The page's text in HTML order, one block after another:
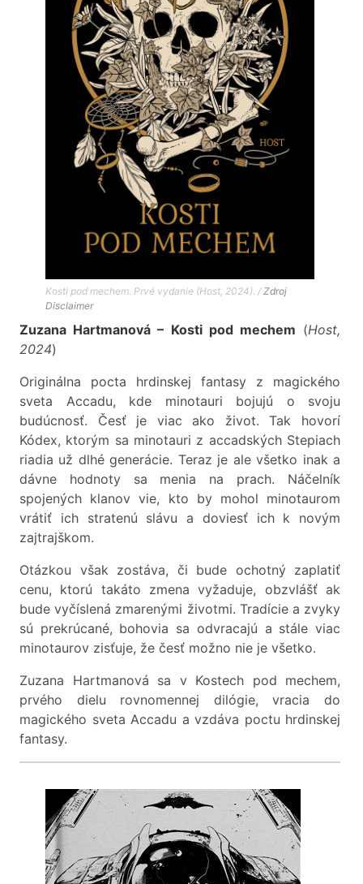
Kosti pod mechem. Prvé vydanie (Host, 2024). / Zdroj
Disclaimer
Zuzana Hartmanová – Kosti pod mechem (Host,
2024)
Originálna pocta hrdinskej fantasy z magického
sveta Accadu, kde minotauri bojujú o svoju
budúcnosť. Česť je viac ako život. Tak hovorí
Kódex, ktorým sa minotauri z accadských Stepiach
riadia už dlhé generácie. Teraz je ale všetko inak a
dávne hodnoty sa menia na prach. Náčelník
spojených klanov vie, kto by mohol minotaurom
vrátiť ich stratenú slávu a doviesť ich k novým
zajtrajškom.
Otázkou však zostáva, či bude ochotný zaplatiť
cenu, ktorú takáto zmena vyžaduje, obzvlášť ak
bude vyčíslená zmarenými životmi. Tradície a zvyky
sú prekrúcané, bohovia sa odvracajú a stále viac
minotaurov zisťuje, že česť možno nie je všetko.
Zuzana Hartmanová sa v Kostech pod mechem,
prvého dielu rovnomennej dilógie, vracia do
magického sveta Accadu a vzdáva poctu hrdinskej
fantasy.